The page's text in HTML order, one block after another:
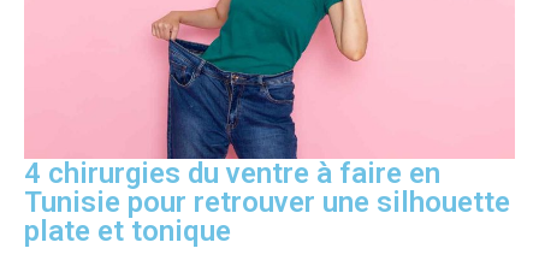
4 chirurgies du ventre à faire en
Tunisie pour retrouver une silhouette
plate et tonique